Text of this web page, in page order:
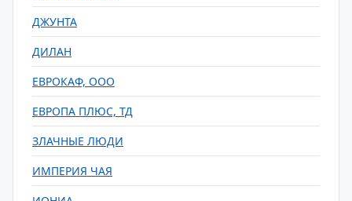
ДЖУНТА
ДИЛАН
ЕВРОКАФ, ООО
ЕВРОПА ПЛЮС, ТД
ЗЛАЧНЫЕ ЛЮДИ
ИМПЕРИЯ ЧАЯ